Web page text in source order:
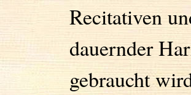
Recitativen
dauernder
gebraucht